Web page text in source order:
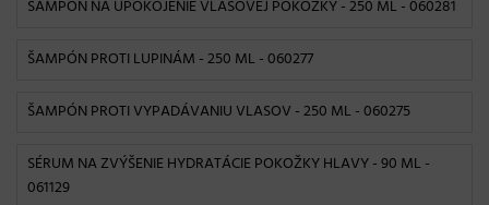
ŠAMPÓN NA UPOKOJENIE VLASOVEJ POKOŽKY - 250 ML - 060281
ŠAMPÓN PROTI LUPINÁM - 250 ML - 060277
ŠAMPÓN PROTI VYPADÁVANIU VLASOV - 250 ML - 060275
SÉRUM NA ZVÝŠENIE HYDRATÁCIE POKOŽKY HLAVY - 90 ML -
061129